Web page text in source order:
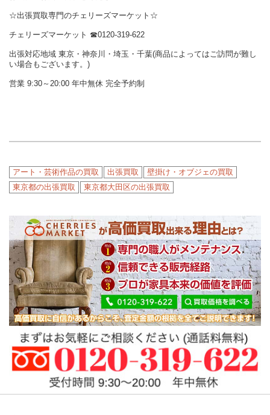
☆出張買取専門のチェリーズマーケット☆
チェリーズマーケット ☎︎0120-319-622
出張対応地域 東京・神奈川・埼玉・千葉(商品によってはご訪問が難し
い場合もございます。)
営業 9:30～20:00 年中無休 完全予約制
アート・芸術作品の買取 出張買取
壁掛け・オブジェの買取
東京都の出張買取
東京都大田区の出張買取